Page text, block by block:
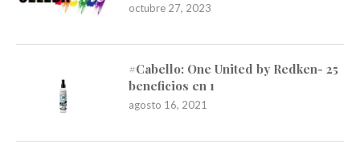
octubre 27, 2023
#Cabello: One United by Redken- 25
beneficios en 1
agosto 16, 2021